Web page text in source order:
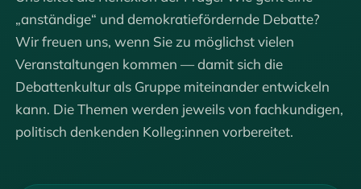
„anständige“ und demokratiefördernde Debatte?
Wir freuen uns, wenn Sie zu möglichst vielen
Veranstaltungen kommen — damit sich die
Debattenkultur als Gruppe miteinander entwickeln
kann. Die Themen werden jeweils von fachkundigen,
politisch denkenden Kolleg:innen vorbereitet.